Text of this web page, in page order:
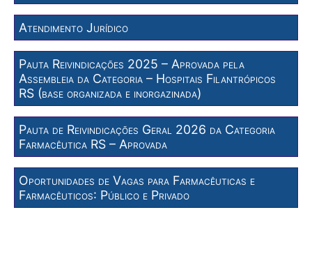
Atendimento Jurídico
Pauta Reivindicações 2025 – Aprovada pela
Assembleia da Categoria – Hospitais Filantrópicos
RS (base organizada e inorgazinada)
Pauta de Reivindicações Geral 2026 da Categoria
Farmacêutica RS – Aprovada
Oportunidades de Vagas para Farmacêuticas e
Farmacêuticos: Público e Privado